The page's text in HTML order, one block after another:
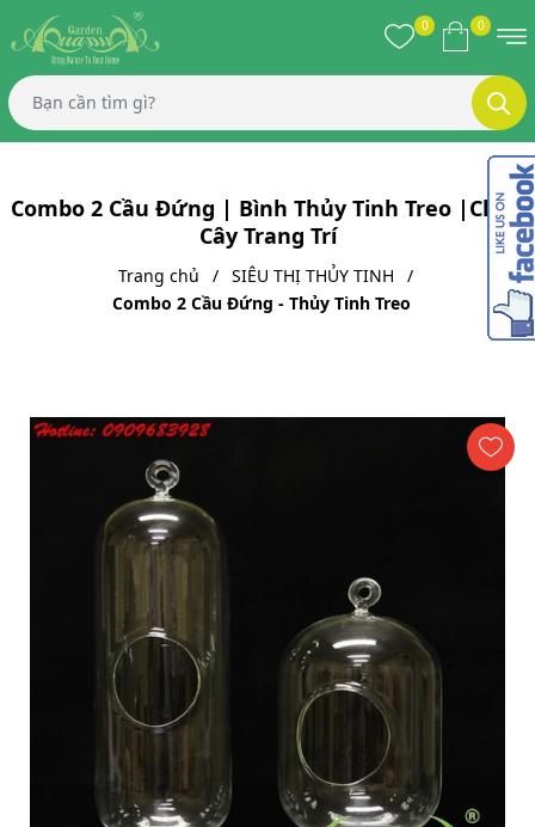
0 0
Combo 2 Cầu Đứng | Bình Thủy Tinh Treo |Chậu
Cây Trang Trí
Trang chủ
SIÊU THỊ THỦY TINH
Combo 2 Cầu Đứng - Thủy Tinh Treo